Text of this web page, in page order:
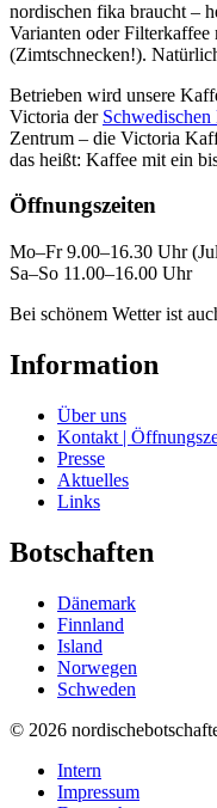
nordischen fika braucht –
Varianten oder
(Zimtschnecken!).
Betrieben wird unsere
Victoria der
Zentrum – die Victoria
das heißt: Kaffee mit ein
Öffnungszeiten
Mo–Fr 9.00–16.30 Uhr
Sa–So 11.00–16.00 Uhr
Bei schönem Wetter ist
Information
Über uns
Kontakt |
Presse
Aktuelles
Links
Botschaften
Dänemark
Finnland
Island
Norwegen
Schweden
© 2026
Intern
Impressum